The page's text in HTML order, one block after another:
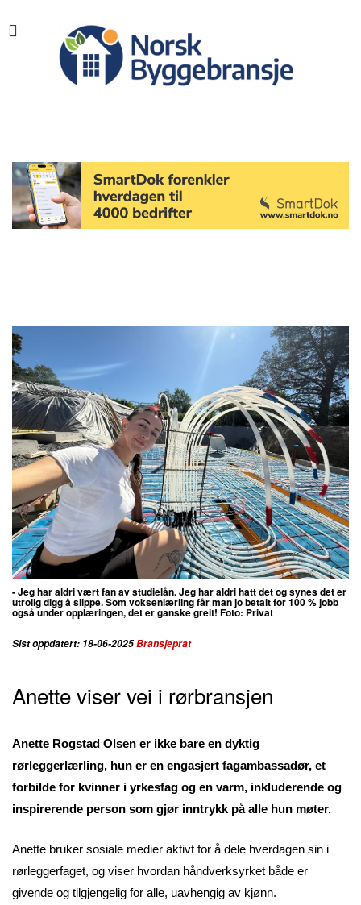
- Jeg har aldri vært fan av studielån. Jeg har aldri hatt det og synes det er
utrolig digg å slippe. Som voksenlærling får man jo betalt for 100 % jobb
også under opplæringen, det er ganske greit! Foto: Privat
Sist oppdatert: 18-06-2025Bransjeprat
Anette viser vei i rørbransjen
Anette Rogstad Olsen er ikke bare en dyktig
rørleggerlærling, hun er en engasjert fagambassadør, et
forbilde for kvinner i yrkesfag og en varm, inkluderende og
inspirerende person som gjør inntrykk på alle hun møter.
Anette bruker sosiale medier aktivt for å dele hverdagen sin i
rørleggerfaget, og viser hvordan håndverksyrket både er
givende og tilgjengelig for alle, uavhengig av kjønn.